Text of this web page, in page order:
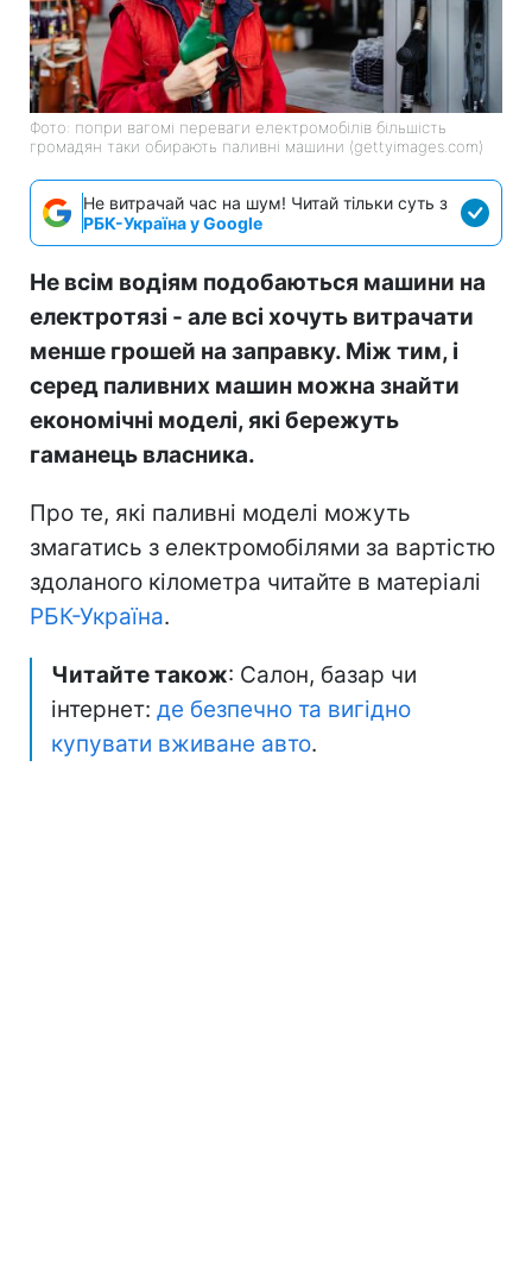
Фото: попри вагомі переваги електромобілів більшість
громадян таки обирають паливні машини (gettyimages.com)
Не витрачай час на шум! Читай тільки суть з
РБК-Україна у Google
Не всім водіям подобаються машини на
електротязі - але всі хочуть витрачати
менше грошей на заправку. Між тим, і
серед паливних машин можна знайти
економічні моделі, які бережуть
гаманець власника.
Про те, які паливні моделі можуть
змагатись з електромобілями за вартістю
здоланого кілометра читайте в матеріалі
РБК-Україна.
Читайте також: Салон, базар чи
інтернет: де безпечно та вигідно
купувати вживане авто.